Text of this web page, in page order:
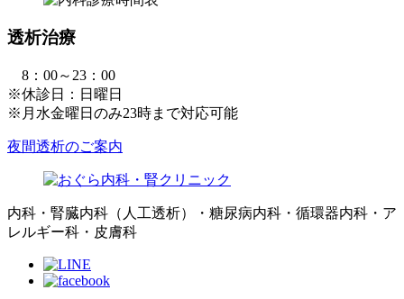
透析治療
8：00～23：00
※休診日：日曜日
※月水金曜日のみ23時まで対応可能
夜間透析のご案内
内科・腎臓内科（人工透析）・糖尿病内科・循環器内科・ア
レルギー科・皮膚科